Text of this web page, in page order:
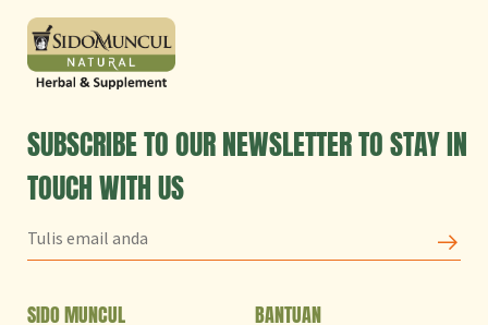
SUBSCRIBE TO OUR NEWSLETTER TO STAY IN
TOUCH WITH US
SIDO MUNCUL BANTUAN